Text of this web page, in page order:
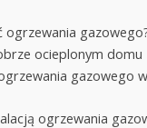
ogrzewania
ocieplonym domu
gazowego
ogrzewania